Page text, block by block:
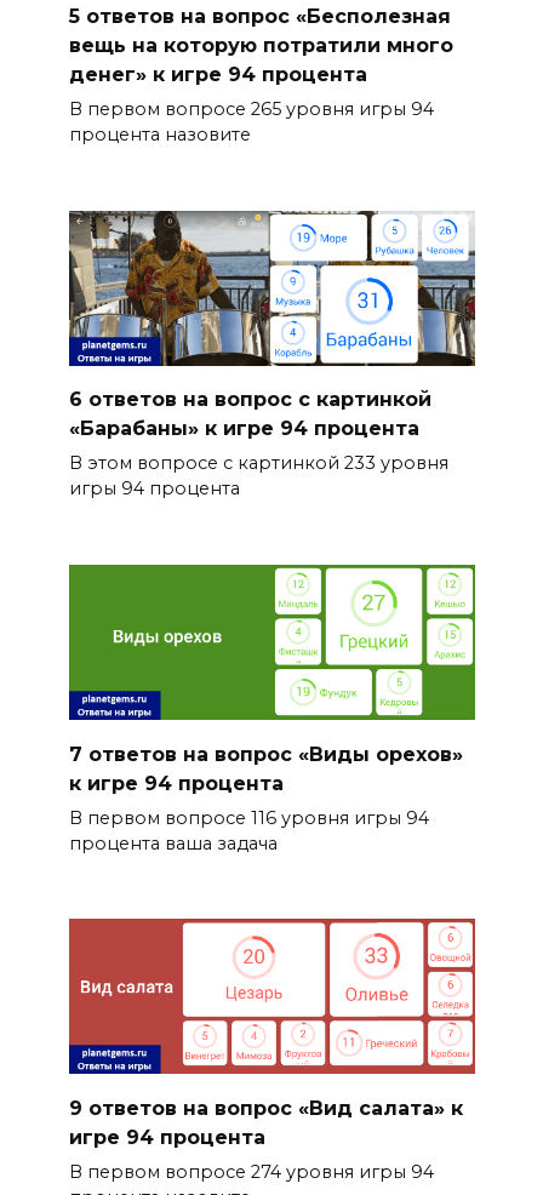
5 ответов на вопрос «Бесполезная
вещь на которую потратили много
денег» к игре 94 процента
В первом вопросе 265 уровня игры 94
процента назовите
6 ответов на вопрос с картинкой
«Барабаны» к игре 94 процента
В этом вопросе с картинкой 233 уровня
игры 94 процента
7 ответов на вопрос «Виды орехов»
к игре 94 процента
В первом вопросе 116 уровня игры 94
процента ваша задача
9 ответов на вопрос «Вид салата» к
игре 94 процента
В первом вопросе 274 уровня игры 94